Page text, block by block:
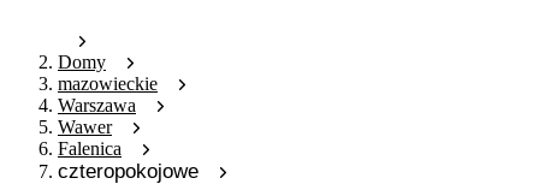
Domy
mazowieckie
Warszawa
Wawer
Falenica
czteropokojowe